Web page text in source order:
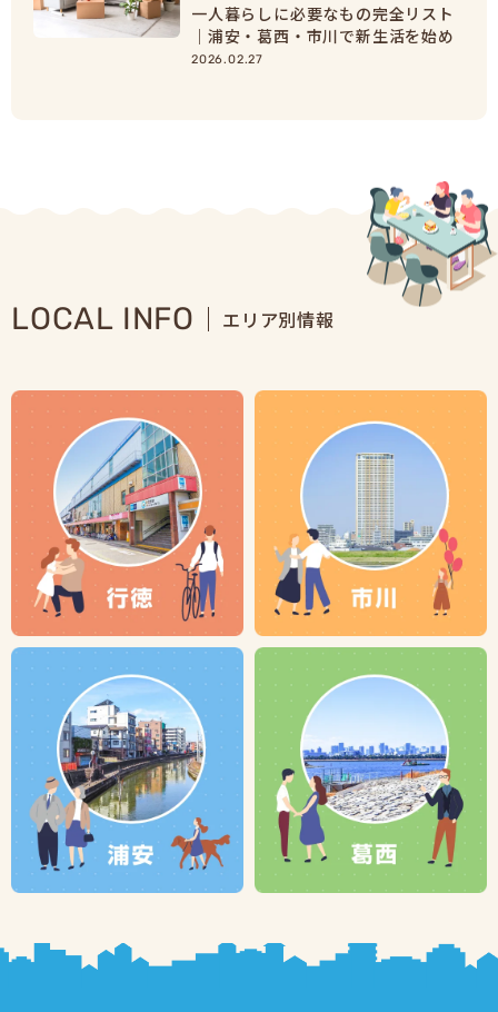
一人暮らしに必要なもの完全リスト
｜浦安・葛西・市川で新生活を始め
る人向け準備ガイド
2026.02.27
LOCAL INFO エリア別情報